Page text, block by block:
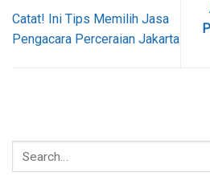
Catat! Ini Tips Memilih Jasa
Pengacara Perceraian Jakarta